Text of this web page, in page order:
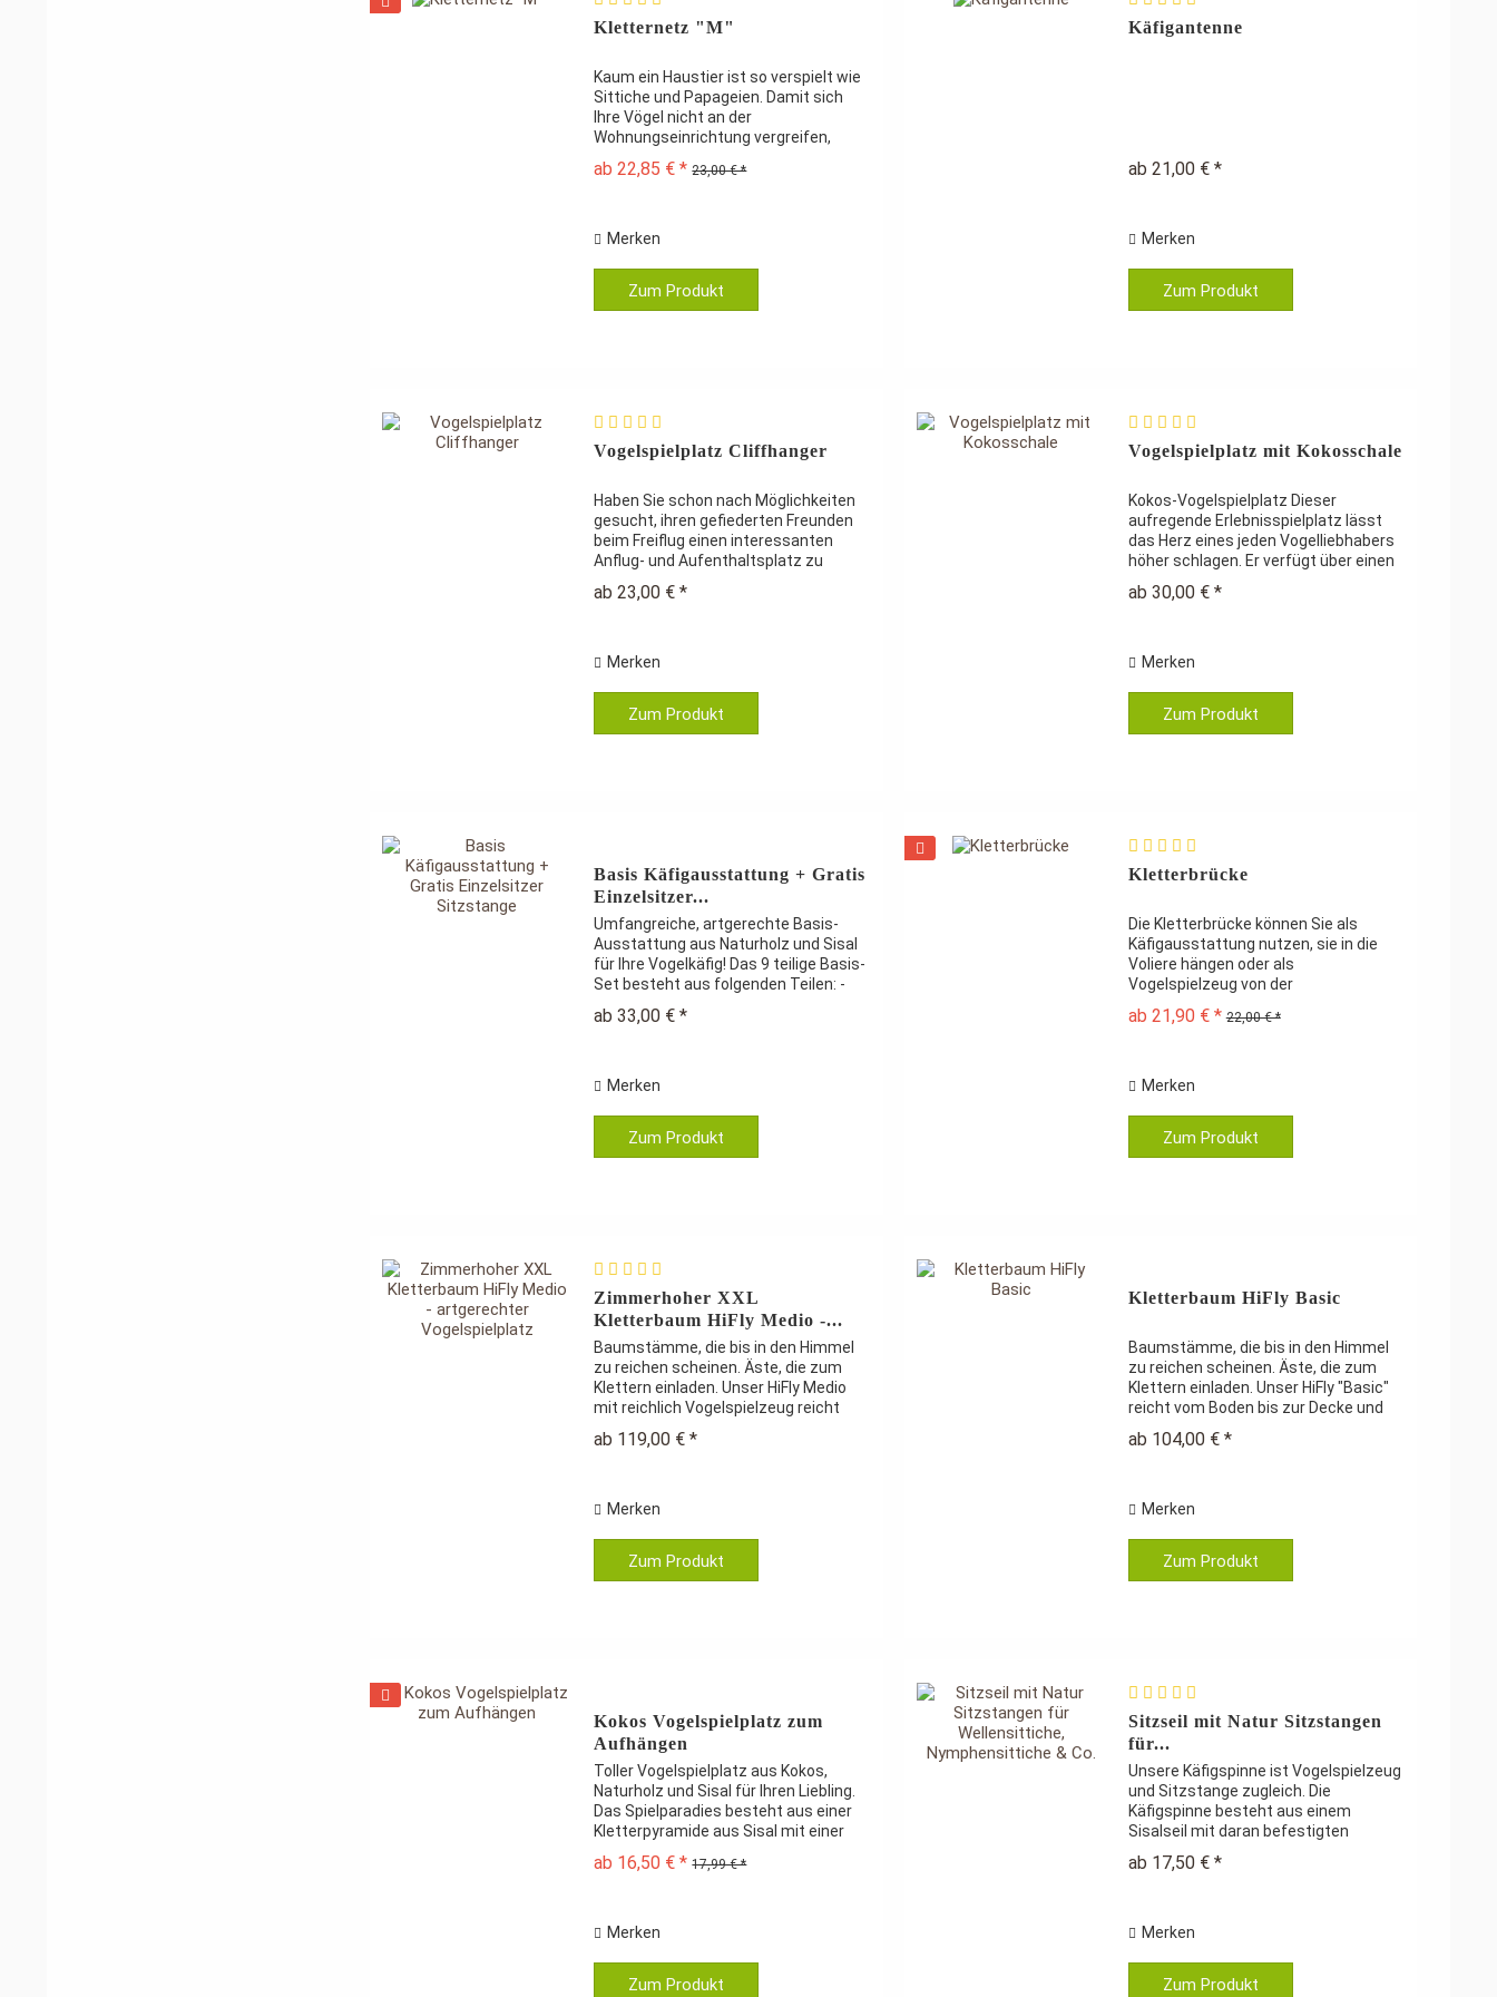
Kletternetz "M"
Kaum ein Haustier ist so verspielt wie
Sittiche und Papageien. Damit sich
Ihre Vögel nicht an der
Wohnungseinrichtung vergreifen,
Verfügung stellen. Am besten
ab 22,85 € * 23,00 € *
Merken
Zum Produkt
Käfigantenne
ab 21,00 € *
Merken
Zum Produkt
Vogelspielplatz Cliffhanger
Haben Sie schon nach Möglichkeiten
gesucht, ihren gefiederten Freunden
beim Freiflug einen interessanten
Anflug- und Aufenthaltsplatz zu
Knabbern und Spielen? Dann ist dieser
ab 23,00 € *
Merken
Zum Produkt
Vogelspielplatz mit Kokosschale
Kokos-Vogelspielplatz Dieser
aufregende Erlebnisspielplatz lässt
das Herz eines jeden Vogelliebhabers
höher schlagen. Er verfügt über einen
Holzringen und einer pfiffigen
ab 30,00 € *
Merken
Zum Produkt
Basis Käfigausstattung + Gratis
Einzelsitzer...
Umfangreiche, artgerechte Basis-
Ausstattung aus Naturholz und Sisal
für Ihre Vogelkäfig! Das 9 teilige Basis-
Set besteht aus folgenden Teilen: -
Halterungen) - 5 tolle Naturholz
ab 33,00 € *
Merken
Zum Produkt
Kletterbrücke
Die Kletterbrücke können Sie als
Käfigausstattung nutzen, sie in die
Voliere hängen oder als
Vogelspielzeug von der
Brücke ist aus bekömmlichen
ab 21,90 € * 22,00 € *
Merken
Zum Produkt
Zimmerhoher XXL
Kletterbaum HiFly Medio -...
Baumstämme, die bis in den Himmel
zu reichen scheinen. Äste, die zum
Klettern einladen. Unser HiFly Medio
mit reichlich Vogelspielzeug reicht
vom Boden bis zur Decke und imitiert
damit einen natürlichen Baum. Je
ab 119,00 € *
Merken
Zum Produkt
Kletterbaum HiFly Basic
Baumstämme, die bis in den Himmel
zu reichen scheinen. Äste, die zum
Klettern einladen. Unser HiFly "Basic"
reicht vom Boden bis zur Decke und
imitiert damit einen natürlichen Baum
in Ihrem Wohnzimmer. Je nach
ab 104,00 € *
Merken
Zum Produkt
Kokos Vogelspielplatz zum
Aufhängen
Toller Vogelspielplatz aus Kokos,
Naturholz und Sisal für Ihren Liebling.
Das Spielparadies besteht aus einer
Kletterpyramide aus Sisal mit einer
Anflugstange, 4 Sitzstangen und einer
lustigen Kokosnussschale zum
ab 16,50 € * 17,99 € *
Merken
Zum Produkt
Sitzseil mit Natur Sitzstangen
für...
Unsere Käfigspinne ist Vogelspielzeug
und Sitzstange zugleich. Die
Käfigspinne besteht aus einem
Sisalseil mit daran befestigten
Naturholzscheiben zum Spielen und
Knabbern. Ihre Vögel können darauf
ab 17,50 € *
Merken
Zum Produkt